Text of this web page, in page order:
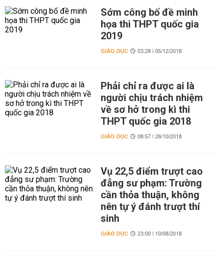
Sớm công bố đề minh
họa thi THPT quốc gia
2019
GIÁO DỤC 03:28 | 05/12/2018
Phải chỉ ra được ai là
người chịu trách nhiệm
về sơ hở trong kì thi
THPT quốc gia 2018
GIÁO DỤC 08:57 | 26/10/2018
Vụ 22,5 điểm trượt cao
đẳng sư phạm: Trường
cần thỏa thuận, không
nên tự ý đánh trượt thí
sinh
GIÁO DỤC 23:00 | 10/08/2018